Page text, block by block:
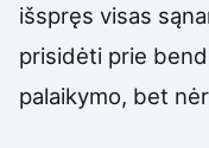
išspręs visas
prisidėti prie
palaikymo, bet